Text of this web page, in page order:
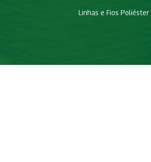
Linhas e Fios Poliéster